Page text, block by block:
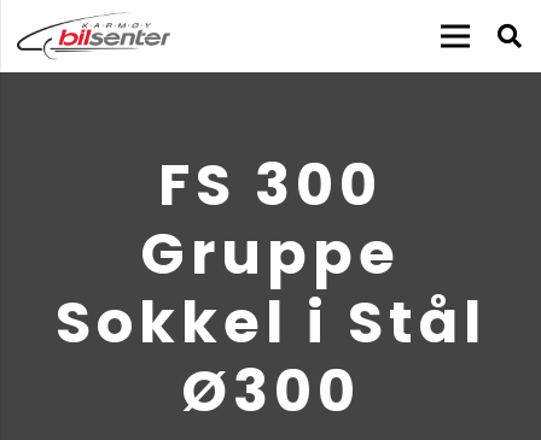
FS 300
Gruppe
Sokkel i Stål
Ø300